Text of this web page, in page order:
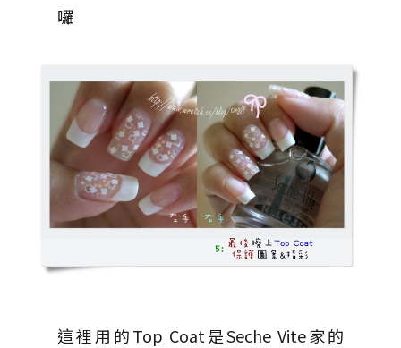
囉
這裡用的Top Coat是Seche Vite家的